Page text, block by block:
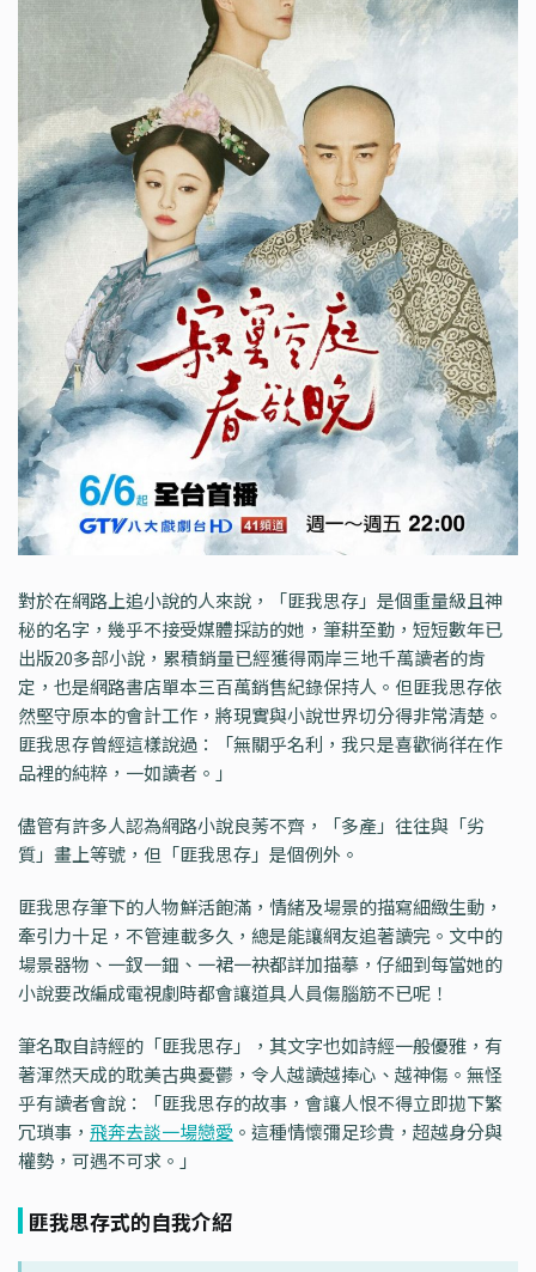
對於在網路上追小說的人來說，「匪我思存」是個重量級且神
秘的名字，幾乎不接受媒體採訪的她，筆耕至勤，短短數年已
出版20多部小說，累積銷量已經獲得兩岸三地千萬讀者的肯
定，也是網路書店單本三百萬銷售紀錄保持人。但匪我思存依
然堅守原本的會計工作，將現實與小說世界切分得非常清楚。
匪我思存曾經這樣說過：「無關乎名利，我只是喜歡徜徉在作
品裡的純粹，一如讀者。」
儘管有許多人認為網路小說良莠不齊，「多產」往往與「劣
質」畫上等號，但「匪我思存」是個例外。
匪我思存筆下的人物鮮活飽滿，情緒及場景的描寫細緻生動，
牽引力十足，不管連載多久，總是能讓網友追著讀完。文中的
場景器物、一釵一鈿、一裙一袂都詳加描摹，仔細到每當她的
小說要改編成電視劇時都會讓道具人員傷腦筋不已呢！
筆名取自詩經的「匪我思存」，其文字也如詩經一般優雅，有
著渾然天成的耽美古典憂鬱，令人越讀越捧心、越神傷。無怪
乎有讀者會說：「匪我思存的故事，會讓人恨不得立即拋下繁
冗瑣事， 飛奔去談一場戀愛 。這種情懷彌足珍貴，超越身分與
權勢，可遇不可求。」
匪我思存式的自我介紹